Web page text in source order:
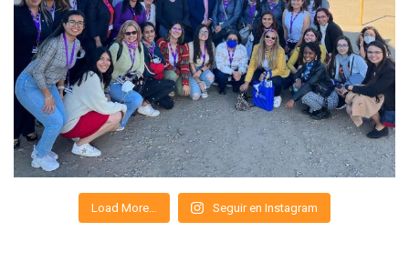
Load More… Seguir en Instagram